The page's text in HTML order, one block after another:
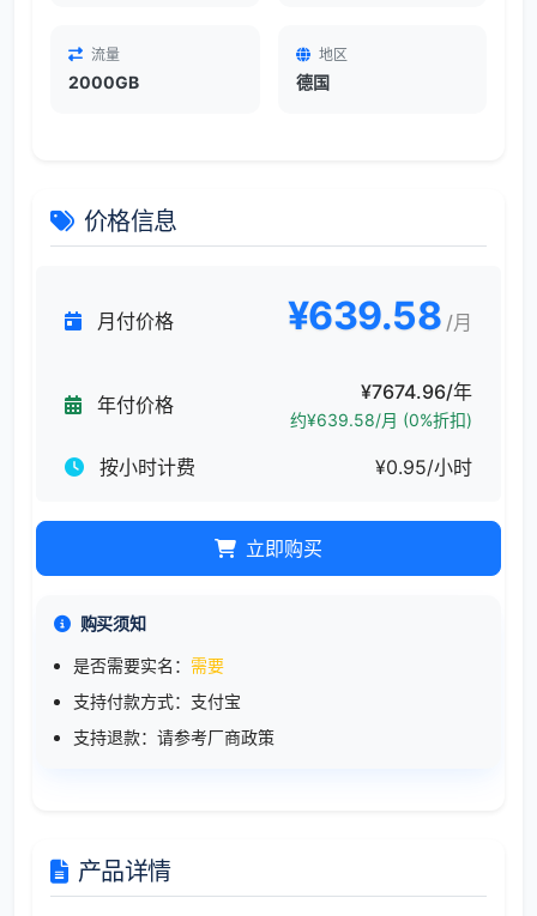
流量
2000GB
地区
德国
价格信息
月付价格 ¥639.58 /月
年付价格
¥7674.96/年
约¥639.58/月 (0%折扣)
按小时计费 ¥0.95/小时
立即购买
购买须知
是否需要实名： 需要
支持付款方式：支付宝
支持退款：请参考厂商政策
产品详情